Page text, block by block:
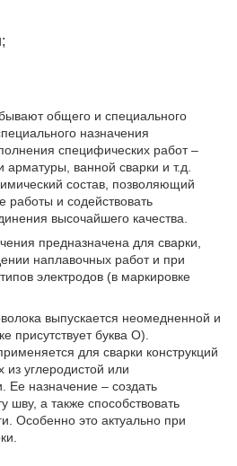
общего и специального
назначения
специфических работ –
арматуры, ванной сварки и т.д.
состав, позволяющий
и содействовать
высочайшего качества.
предназначена для сварки,
наплавочных работ и при
электродов (в маркировке
выпускается неомедненной и
присутствует буква О).
для сварки конструкций
из углеродистой или
Ее назначение – создать
шву, а также способствовать
Особенно это актуально при